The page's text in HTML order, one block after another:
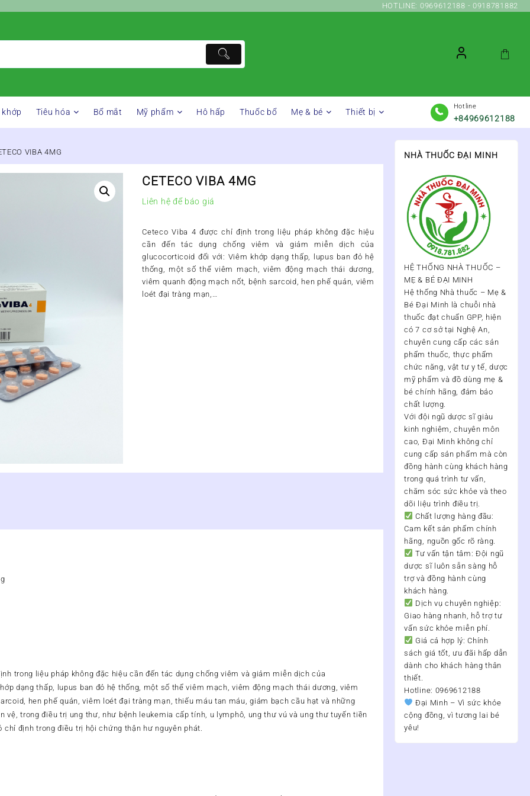
HOTLINE: 0969612188 - 0918781882
Tiêu hóa Bổ mắt Mỹ phẩm Hô hấp Thuốc bổ Mẹ & bé Thiết bị
Hotline
+84969612188
VIBA 4MG
CETECO VIBA 4MG
Liên hệ để báo giá
Ceteco Viba 4 được chỉ định trong liệu pháp không đặc hiệu
cần đến tác dụng chống viêm và giảm miễn dịch của
glucocorticoid đối với: Viêm khớp dạng thấp, lupus ban đỏ hệ
thống, một số thể viêm mạch, viêm động mạch thái dương,
viêm quanh động mạch nốt, bệnh sarcoid, hen phế quản, viêm
loét đại tràng mạn,…
trong liệu pháp không đặc hiệu cần đến tác dụng chống viêm và giảm miễn dịch của
dạng thấp, lupus ban đỏ hệ thống, một số thể viêm mạch, viêm động mạch thái dương, viêm
hen phế quản, viêm loét đại tràng mạn, thiếu máu tan máu, giảm bạch cầu hạt và những
vệ, trong điều trị ung thư, như bệnh leukemia cấp tính, u lymphô, ung thư vú và ung thư tuyến tiền
định trong điều trị hội chứng thận hư nguyên phát.
NHÀ THUỐC ĐẠI MINH
HỆ THỐNG NHÀ THUỐC –
MẸ & BÉ ĐẠI MINH
Hệ thống Nhà thuốc – Mẹ &
Bé Đại Minh là chuỗi nhà
thuốc đạt chuẩn GPP, hiện
có7 cơ sở tại Nghệ An,
chuyên cung cấp các sản
phẩm thuốc, thực phẩm
chức năng, vật tư y tế, dược
mỹ phẩm và đồ dùng mẹ &
bé chính hãng, đảm bảo
chất lượng.
Với đội ngũ dược sĩ giàu
kinh nghiệm, chuyên môn
cao, Đại Minh không chỉ
cung cấp sản phẩm mà còn
đồng hành cùng khách hàng
trong quá trình tư vấn,
chăm sóc sức khỏe và theo
dõi liệu trình điều trị.
Chất lượng hàng đầu:
Cam kết sản phẩm chính
hãng, nguồn gốc rõ ràng.
Tư vấn tận tâm: Đội ngũ
dược sĩ luôn sẵn sàng hỗ
trợ và đồng hành cùng
khách hàng.
Dịch vụ chuyên nghiệp:
Giao hàng nhanh, hỗ trợ tư
vấn sức khỏe miễn phí.
Giá cả hợp lý: Chính
sách giá tốt, ưu đãi hấp dẫn
dành cho khách hàng thân
thiết.
Hotline: 0969612188
Đại Minh – Vì sức khỏe
cộng đồng, vì tương lai bé
yêu!